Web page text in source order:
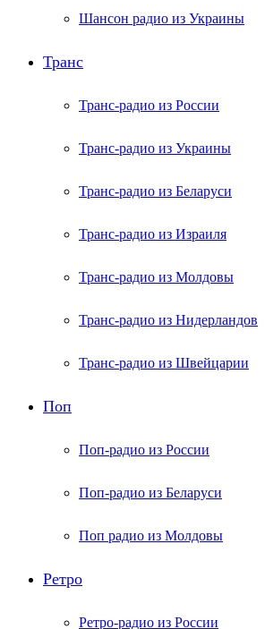
Шансон радио из Украины
Транс
Транс-радио из России
Транс-радио из Украины
Транс-радио из Беларуси
Транс-радио из Израиля
Транс-радио из Молдовы
Транс-радио из Нидерландов
Транс-радио из Швейцарии
Поп
Поп-радио из России
Поп-радио из Беларуси
Поп радио из Молдовы
Ретро
Ретро-радио из России